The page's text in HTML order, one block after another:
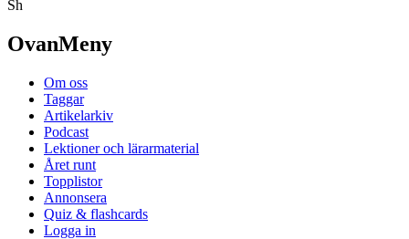
Sh
OvanMeny
Om oss
Taggar
Artikelarkiv
Podcast
Lektioner och lärarmaterial
Året runt
Topplistor
Annonsera
Quiz & flashcards
Logga in